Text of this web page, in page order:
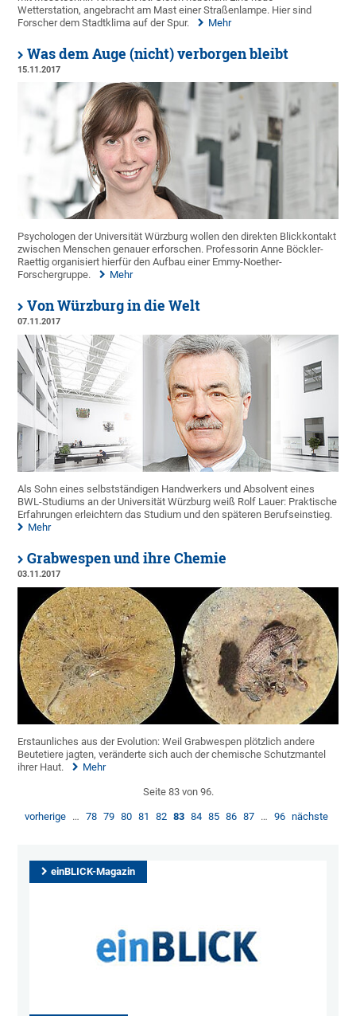
Wetterstation, angebracht am Mast einer Straßenlampe. Hier sind
Forscher dem Stadtklima auf der Spur.
Mehr
Was dem Auge (nicht) verborgen bleibt
15.11.2017
Psychologen der Universität Würzburg wollen den direkten Blickkontakt
zwischen Menschen genauer erforschen. Professorin Anne Böckler-
Raettig organisiert hierfür den Aufbau einer Emmy-Noether-
Forschergruppe.
Mehr
Von Würzburg in die Welt
07.11.2017
Als Sohn eines selbstständigen Handwerkers und Absolvent eines
BWL-Studiums an der Universität Würzburg weiß Rolf Lauer: Praktische
Erfahrungen erleichtern das Studium und den späteren Berufseinstieg.
Mehr
Grabwespen und ihre Chemie
03.11.2017
Erstaunliches aus der Evolution: Weil Grabwespen plötzlich andere
Beutetiere jagten, veränderte sich auch der chemische Schutzmantel
ihrer Haut.
Mehr
Seite 83 von 96.
vorherige … 78 79 80 81 82 83 84 85 86 87 … 96 nächste
einBLICK-Magazin